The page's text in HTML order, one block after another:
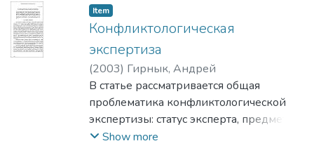
дослідження показало, що просоціальні
диспозиції можуть розглядатись як
успіху для багатьох типів професійної
діяльності. В роботі даються вказівки на
те, як можна оцінити просоціальні
диспозиції особистості, вивча ючи
подієві групи.
Item
Конфликтологическая
экспертиза
(2003) Гирнык, Андрей
В статье рассматривается общая
проблематика конфликтологической
экспертизы: статус эксперта, предмет
экспертизы,
Show more